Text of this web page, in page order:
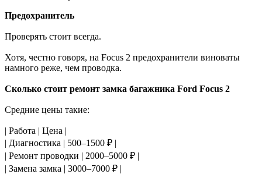
Предохранитель
Проверять стоит всегда.
Хотя, честно говоря, на Focus 2 предохранители виноваты
намного реже, чем проводка.
Сколько стоит ремонт замка багажника Ford Focus 2
Средние цены такие:
| Работа | Цена |
| Диагностика | 500–1500 ₽ |
| Ремонт проводки | 2000–5000 ₽ |
| Замена замка | 3000–7000 ₽ |